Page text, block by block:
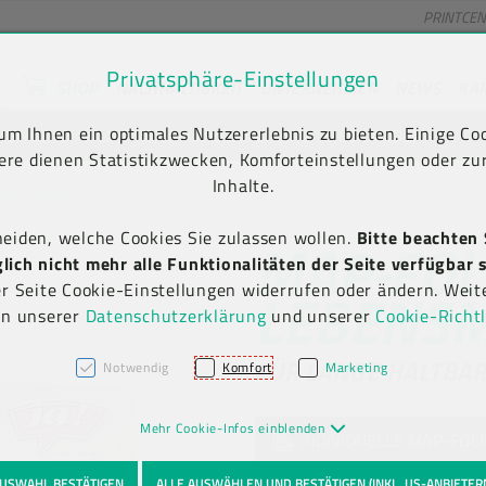
springen [AK + 2]
[AK + 5]
NACHHALTIGKEIT UNTERNEHMEN
frei ab € 75,00 netto, darunter € 10,00 (AT/DE)
MAP-
FÜR LANGE
INDIVIDUELLE MAP-
Privatsphäre-Einstellungen
Ihnen ein optimales Nutzererlebnis zu bieten. Einige
dienen Statistikzwecken, Komforteinstellungen oder
Inhalte.
welche Cookies Sie zulassen wollen. Bitte
nicht mehr alle Funktionalitäten der Seite verfügbar
Seite Cookie-Einstellungen widerrufen oder ändern.
unserer Datenschutzerklärung und unserer Cookie-
Notwendig Komfort Marketing
Mehr Cookie-Infos einblenden